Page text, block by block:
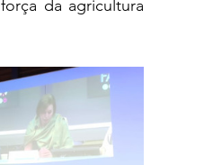
da agricultura